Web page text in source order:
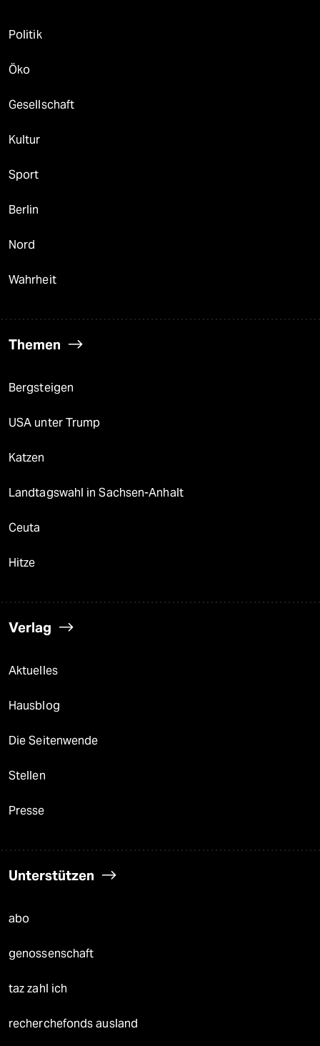
Politik
Öko
Gesellschaft
Kultur
Sport
Berlin
Nord
Wahrheit
Themen
Bergsteigen
USA unter Trump
Katzen
Landtagswahl in Sachsen-Anhalt
Ceuta
Hitze
Verlag
Aktuelles
Hausblog
Die Seitenwende
Stellen
Presse
Unterstützen
abo
genossenschaft
taz zahl ich
recherchefonds ausland